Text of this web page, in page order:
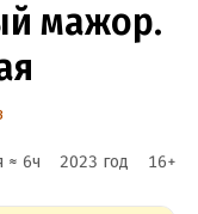
мажор.
≈ 6ч 2023 год 16+